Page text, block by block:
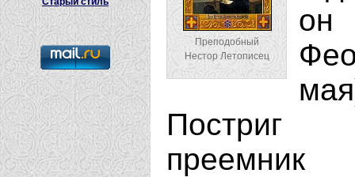
Преподобный
Нестор Летописец
он
Постриг
преемник